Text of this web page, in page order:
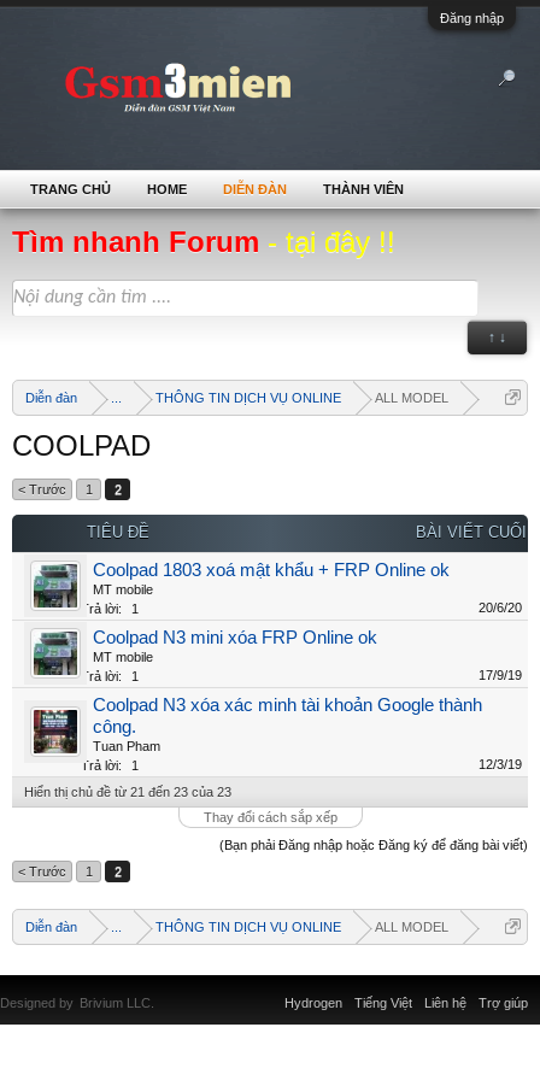
Đăng nhập
Tìm nhanh Forum - tại đây !!
↑ ↓
Diễn đàn THÔNG TIN DỊCH VỤ ONLINE ALL MODEL
COOLPAD
< Trước 1 2
TIÊU ĐỀ BÀI VIẾT CUỐI
Coolpad 1803 xoá mật khẩu + FRP Online ok
MT mobile
Trả lời:
1 20/6/20
Coolpad N3 mini xóa FRP Online ok
MT mobile
Trả lời:
1 17/9/19
Coolpad N3 xóa xác minh tài khoản Google thành
công.
Tuan Pham
Trả lời:
1
12/3/19
Hiển thị chủ đề từ 21 đến 23 của 23
Thay đổi cách sắp xếp
(Bạn phải Đăng nhập hoặc Đăng ký để đăng bài viết)
< Trước
1 2
Diễn đàn THÔNG TIN DỊCH VỤ ONLINE ALL MODEL
TRANG CHỦ HOME DIỄN ĐÀN THÀNH VIÊN
Liên hệ Trợ giúp
Hydrogen Tiếng Việt
Designed by Brivium LLC.